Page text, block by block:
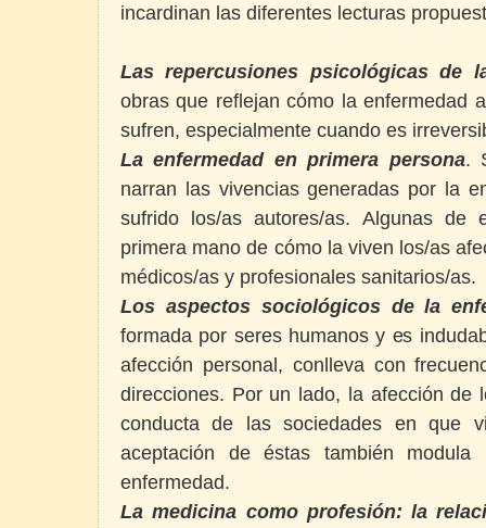
incardinan las diferentes lecturas
Las repercusiones psicológicas de
obras que reflejan cómo la enfermedad
sufren, especialmente cuando es
La enfermedad en primera persona.
narran las vivencias generadas por la
sufrido los/as autores/as. Algunas de
primera mano de cómo la viven los/as
médicos/as y profesionales sanitarios/as.
Los aspectos sociológicos de la
formada por seres humanos y es
afección personal, conlleva con
direcciones. Por un lado, la afección de
conducta de las sociedades en que
aceptación de éstas también
enfermedad.
La medicina como profesión: la